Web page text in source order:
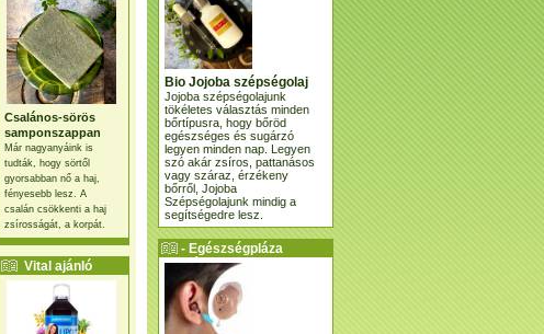
Csalános-sörös
samponszappan
Már nagyanyáink is
tudták, hogy sörtől
gyorsabban nő a haj,
fényesebb lesz. A
csalán csökkenti a haj
zsírosságát, a korpát.
Vital ajánló
Bio Jojoba szépségolaj
Jojoba szépségolajunk
tökéletes választás minden
bőrtípusra, hogy bőröd
egészséges és sugárzó
legyen minden nap. Legyen
szó akár zsíros, pattanásos
vagy száraz, érzékeny
bőrről, Jojoba
Szépségolajunk mindig a
segítségedre lesz.
- Egészségpláza
ajánlatunk -